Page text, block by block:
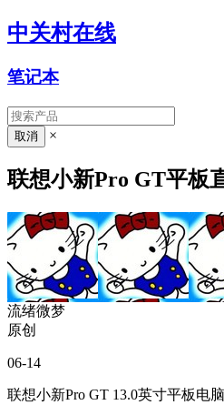
中关村在线
笔记本
×
联想小新Pro GT平板
流绪微梦
原创
06-14
联想小新Pro GT 13.0英寸平板电